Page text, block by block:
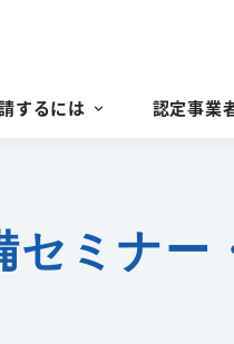
するには 認定事業
ミナー